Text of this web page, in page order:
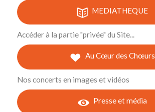
MEDIATHEQUE
Accéder à la partie "privée" du Site...
Au Cœur des Chœurs
Nos concerts en images et vidéos
Presse et média